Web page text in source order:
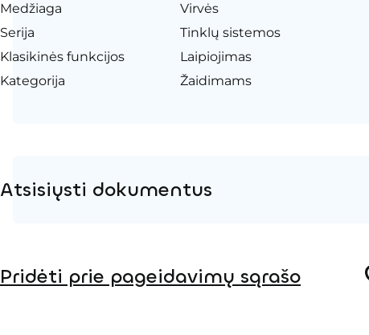
Medžiaga
Virvės
Serija
Tinklų sistemos
Klasikinės funkcijos
Laipiojimas
Kategorija
Žaidimams
Atsisiųsti dokumentus
Pridėti prie pageidavimų sąrašo